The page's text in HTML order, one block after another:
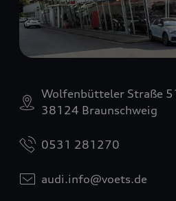
Wolfenbütteler Straße
38124 Braunschweig
0531 281270
audi.info@voets.de